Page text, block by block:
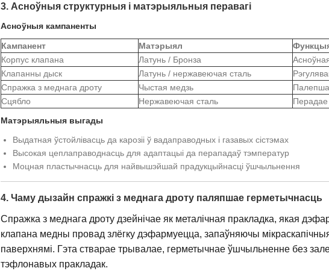
3. Асноўныя структурныя і матэрыяльныя перавагі
Асноўныя кампаненты
Кампанент Матэрыял
Корпус клапана
Латунь / Бронза
Клапанны дыск
Латунь / нержавеючая сталь
Спражка з меднага дроту
Чыстая медзь
Сцябло
Нержавеючая сталь
Перадае
Матэрыяльныя выгады
Выдатная ўстойлівасць да карозіі ў вадаправодных і газавых сістэмах
Высокая цеплаправоднасць для адаптацыі да перападаў тэмператур
Моцная пластычнасць для найвышэйшай прадукцыйнасці ўшчыльнення
4. Чаму дызайн спражкі з меднага дроту паляпшае герметычнасць
Спражка з меднага дроту дзейнічае як металічная пракладка, якая
клапана медны провад злёгку дэфармуецца, запаўняючы
паверхнямі. Гэта стварае трывалае, герметычнае ўшчыльненне без
тэфлонавых пракладак.